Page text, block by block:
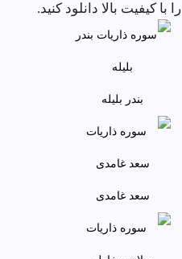
کیفیت بالا دانلود کنید.
بندر بليله
سعد غامدی